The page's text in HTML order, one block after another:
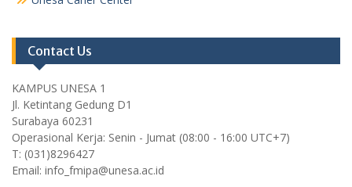
Contact Us
KAMPUS UNESA 1
Jl. Ketintang Gedung D1
Surabaya 60231
Operasional Kerja: Senin - Jumat (08:00 - 16:00 UTC+7)
T: (031)8296427
Email: info_fmipa@unesa.ac.id